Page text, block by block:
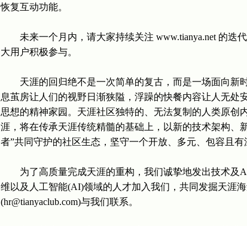
恢复互动功能。
未来一个月内，请大家持续关注 www.tianya.net 的迭
大用户积极参与。
天涯的回归绝不是一次简单的复古，而是一场面向新
息茧房让人们的视野日渐狭隘，浮躁的快餐内容让人无
思想的精神家园。天涯社区独特的、无法复制的人类原
涯，将在传承天涯传统精髓的基础上，以新的技术架构、
者”共同守护的社区生态，坚守一个开放、多元、包容且
为了高质量完成天涯的重构，我们诚挚地发出技术及
维以及人工智能(AI)领域的人才加入我们，共同发掘天涯
(hr@tianyaclub.com)与我们联系。